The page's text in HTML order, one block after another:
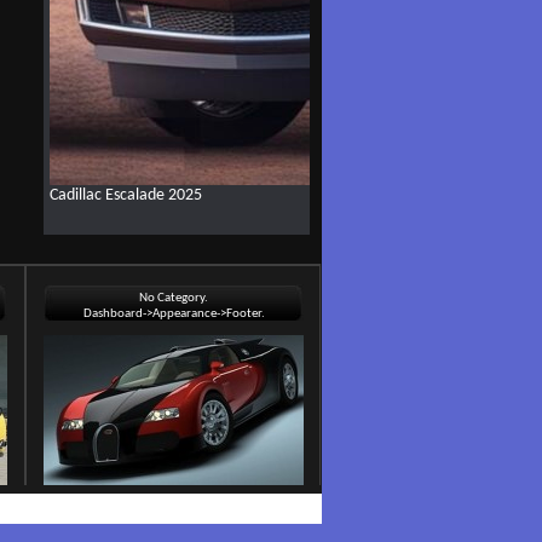
Cadillac Escalade 2025
No Category.
Dashboard->Appearance->Footer.